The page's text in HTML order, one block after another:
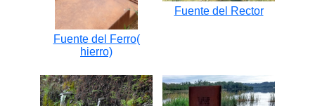
Fuente del Ferro(
hierro)
Fuente del Rector